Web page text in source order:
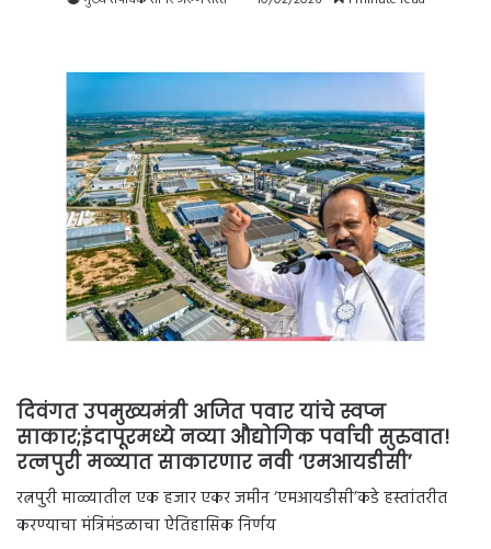
दिवंगत उपमुख्यमंत्री अजित पवार यांचे स्वप्न
साकार;इंदापूरमध्ये नव्या औद्योगिक पर्वाची सुरुवात!
रत्नपुरी मळ्यात साकारणार नवी ‘एमआयडीसी’
रत्नपुरी माळ्यातील एक हजार एकर जमीन ‘एमआयडीसी’कडे हस्तांतरीत
करण्याचा मंत्रिमंडळाचा ऐतिहासिक निर्णय